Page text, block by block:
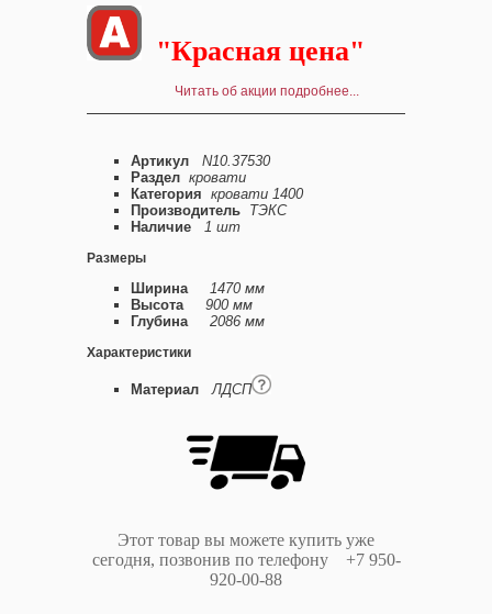
"Красная цена"
Читать об акции подробнее...
Артикул
N10.37530
Раздел кровати
Категория кровати 1400
Производитель ТЭКС
Наличие
1 шт
Размеры
Ширина
1470 мм
Высота
900 мм
Глубина
2086 мм
Характеристики
Материал ЛДСП
Этот товар вы можете купить уже
сегодня, позвонив по телефону +7 950-
920-00-88